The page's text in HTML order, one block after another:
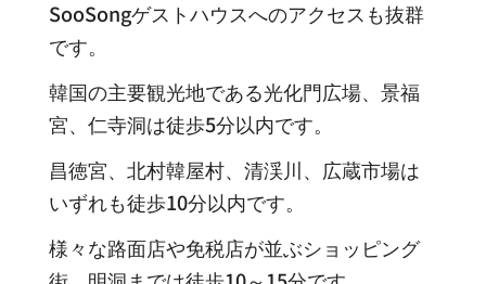
SooSongゲストハウスへのアクセスも抜群
です。
韓国の主要観光地である光化門広場、景福
宮、仁寺洞は徒歩5分以内です。
昌徳宮、北村韓屋村、清渓川、広蔵市場は
いずれも徒歩10分以内です。
様々な路面店や免税店が並ぶショッピング